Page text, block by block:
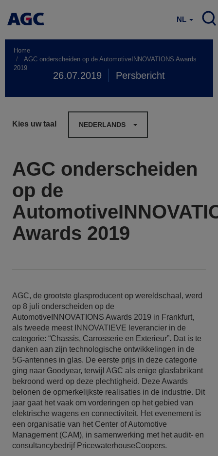
NL
Home
AGC onderscheiden op de AutomotiveINNOVATIONS Awards
2019
26.07.2019 Persbericht
Kies uw taal NEDERLANDS
AGC onderscheiden
op de
Awards 2019
AGC, de grootste glasproducent op wereldschaal, werd
op 8 juli onderscheiden op de
AutomotiveINNOVATIONS Awards 2019 in Frankfurt,
als tweede meest INNOVATIEVE leverancier in de
categorie: “Chassis, Carrosserie en Exterieur”. Dat is te
danken aan zijn technologische ontwikkelingen in de
5G-antennes in glas. De eerste prijs in deze categorie
ging naar Goodyear, terwijl AGC als enige glasfabrikant
bekroond werd op deze plechtigheid. Deze Awards
belonen de opmerkelijkste realisaties in de industrie. Dit
jaar gaat het vaak om vorderingen op het gebied van
elektrische wagens en connectiviteit. Het evenement is
een organisatie van het Center of Automotive
Management (CAM), in samenwerking met het audit- en
consultancybedrijf PricewaterhouseCoopers.